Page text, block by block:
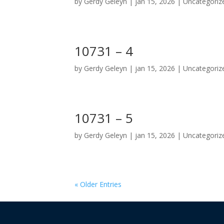
10731 – 4
by Gerdy Geleyn | jan 15, 2026 |
10731 – 5
by Gerdy Geleyn | jan 15, 2026 |
« Older Entries